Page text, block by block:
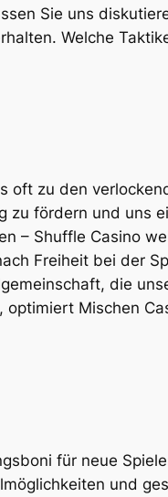
Sie uns
Welche
oft zu den
zu fördern und uns
– Shuffle Casino
Freiheit bei der
die
Mischen
für neue
und